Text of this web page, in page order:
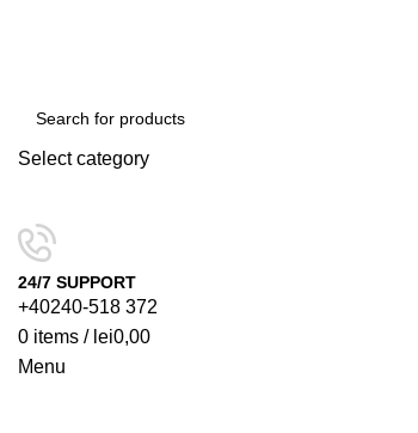
Select category
24/7 SUPPORT
+40240-518 372
0 items / lei0,00
Menu